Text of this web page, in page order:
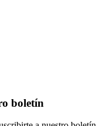
boletín